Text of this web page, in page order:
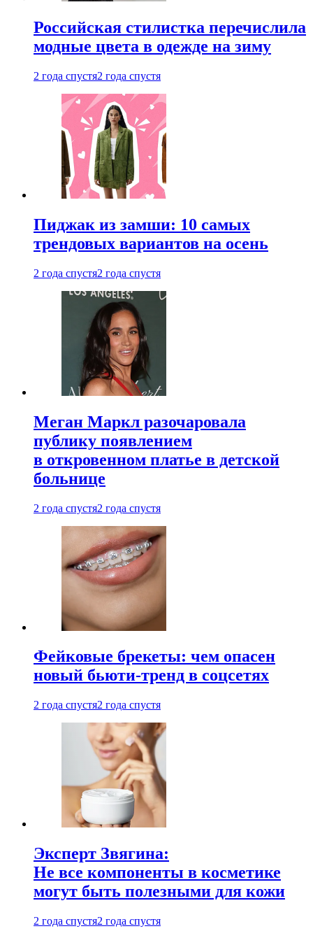
Российская стилистка перечислила
модные цвета в одежде на зиму
2 года спустя2 года спустя
Пиджак из замши: 10 самых
трендовых вариантов на осень
2 года спустя2 года спустя
Меган Маркл разочаровала
публику появлением
в откровенном платье в детской
больнице
2 года спустя2 года спустя
Фейковые брекеты: чем опасен
новый бьюти-тренд в соцсетях
2 года спустя2 года спустя
Эксперт Звягина:
Не все компоненты в косметике
могут быть полезными для кожи
2 года спустя2 года спустя